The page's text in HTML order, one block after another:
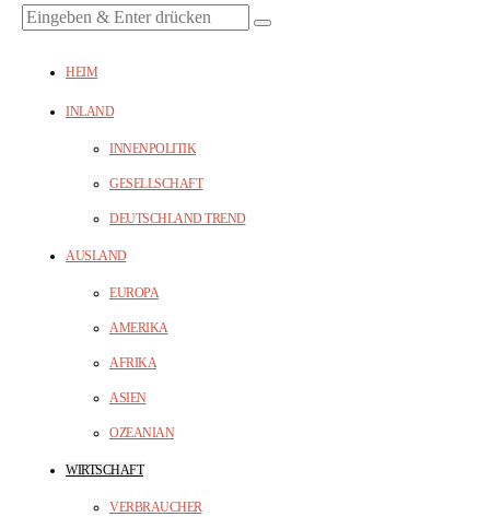
HEIM
INLAND
INNENPOLITIK
GESELLSCHAFT
DEUTSCHLAND TREND
AUSLAND
EUROPA
AMERIKA
AFRIKA
ASIEN
OZEANIAN
WIRTSCHAFT
VERBRAUCHER